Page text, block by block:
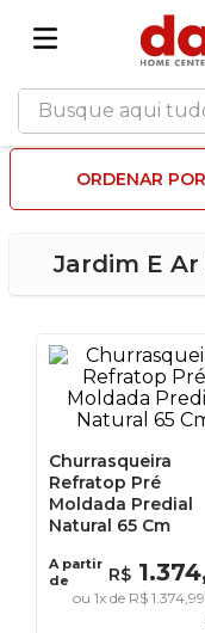
Busque aqui tudo
ORDENAR POR
Jardim E
Churrasqueira
Refratop Pré
Moldada Predial
Natural 65 Cm
A partir
de
R$ 1.374
ou1x de R$ 1.374,99